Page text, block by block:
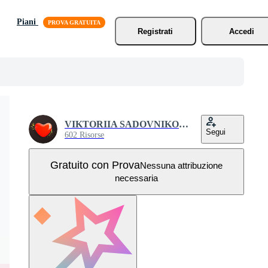
Piani
Registrati
Accedi
VIKTORIIA SADOVNIKOVA
602 Risorse Segui
Gratuito con ProvaNessuna attribuzione
necessaria